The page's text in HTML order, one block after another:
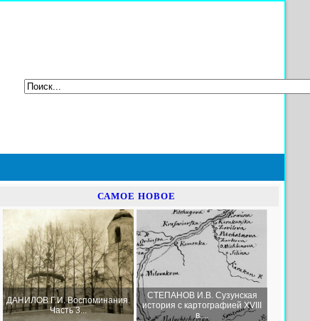
САМОЕ НОВОЕ
ДАНИЛОВ Г.И. Воспоминания.
Часть 3...
СТЕПАНОВ И.В. Сузунская
история с картографией XVIII
в....